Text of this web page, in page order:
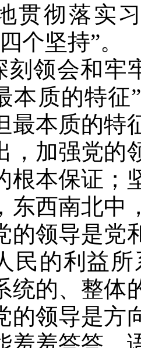
贯彻落实
个坚持”。
刻领会和牢
本质的特征
最本质的特
，加强党的
根本保证；
东西南北中
的领导是党
民的利益
统的、整体
的领导是方